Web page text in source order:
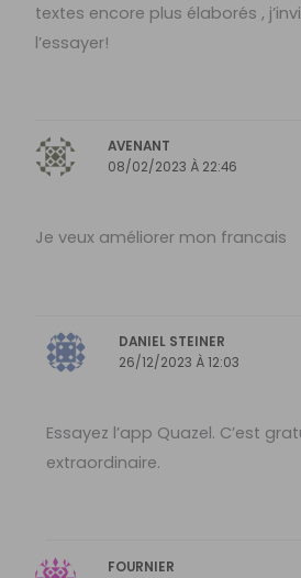
textes encore plus élaborés ,
l’essayer!
AVENANT
08/02/2023 À 22:46
Je veux améliorer mon francais
DANIEL STEINER
26/12/2023 À 12:03
Essayez l’app Quazel. C’est
extraordinaire.
FOURNIER